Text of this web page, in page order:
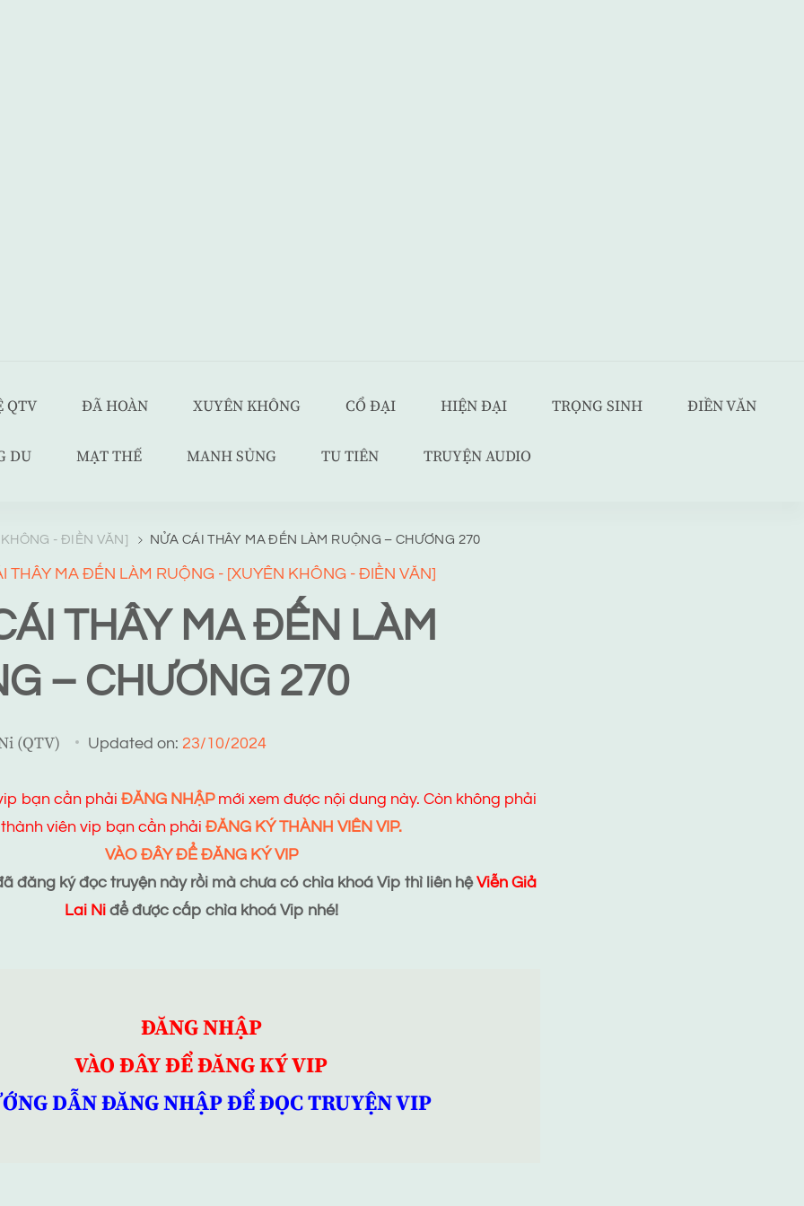
QTV ĐÃ HOÀN XUYÊN KHÔNG CỔ ĐẠI HIỆN ĐẠI TRỌNG SINH ĐIỀN VĂN
DU MẠT THẾ MANH SỦNG TU TIÊN TRUYỆN AUDIO
- ĐIỀN VĂN] NỬA CÁI THÂY MA ĐẾN LÀM RUỘNG – CHƯƠNG 270
THÂY MA ĐẾN LÀM RUỘNG - [XUYÊN KHÔNG - ĐIỀN VĂN]
THÂY MA ĐẾN LÀM
– CHƯƠNG 270
(QTV) Updated on: 23/10/2024
bạn cần phải ĐĂNG NHẬPmới xem được nội dung này. Còn không phải
thành viên vip bạn cần phải ĐĂNG KÝ THÀNH VIÊN VIP.
VÀO ĐÂY ĐỂ ĐĂNG KÝ VIP
đăng ký đọc truyện này rồi mà chưa có chìa khoá Vip thì liên hệViễn Giả
Lai Ni để được cấp chìa khoá Vip nhé!
ĐĂNG NHẬP
VÀO ĐÂY ĐỂ ĐĂNG KÝ VIP
DẪN ĐĂNG NHẬP ĐỂ ĐỌC TRUYỆN VIP